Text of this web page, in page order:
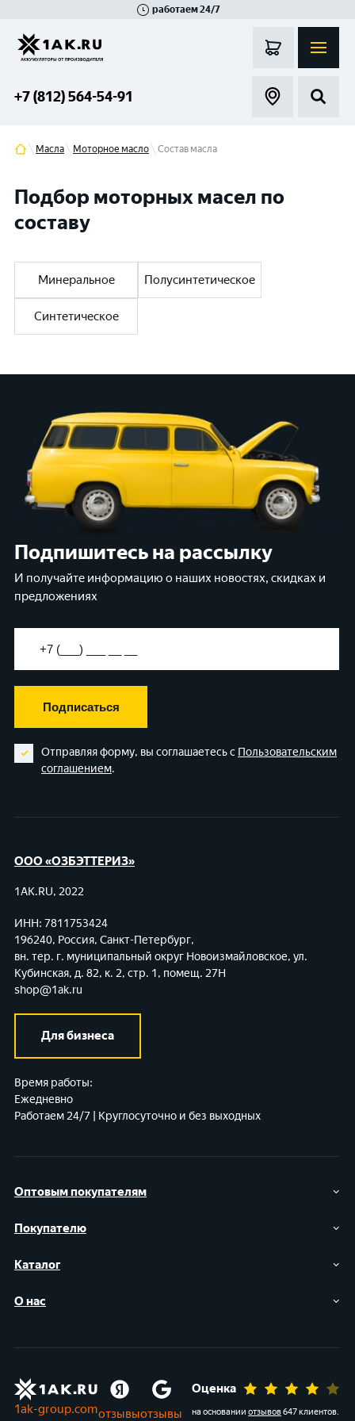
работаем 24/7
+7 (812) 564-54-91
Масла Моторное масло Состав масла
Подбор моторных масел по
составу
Минеральное Полусинтетическое
Синтетическое
Подпишитесь на рассылку
И получайте информацию о наших новостях, скидках и
предложениях
Подписаться
Отправляя форму, вы соглашаетесь с Пользовательским
соглашением.
Оптовым покупателям
Покупателю
Каталог
О нас
ООО «ОЗБЭТТЕРИЗ»
1AK.RU, 2022
ИНН: 7811753424
196240, Россия, Санкт-Петербург,
вн. тер. г. муниципальный округ Новоизмайловское, ул.
Кубинская, д. 82, к. 2, стр. 1, помещ. 27Н
shop@1ak.ru
Для бизнеса
Время работы:
Ежедневно
Работаем 24/7 | Круглосуточно и без выходных
1ak-group.comотзывыотзывы
Оценка
на основании отзывов647 клиентов.
Гатчина